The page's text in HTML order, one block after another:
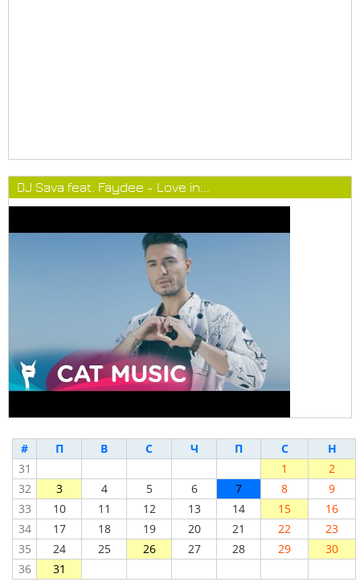
DJ Sava feat. Faydee - Love in...
# П В С Ч П С
Н
31
1
2
32
3 4 5 6 7 8
9
33
10 11 12 13 14 15
16
34
17 18 19 20 21 22
23
35
24 25 26 27 28 29
30
36
31